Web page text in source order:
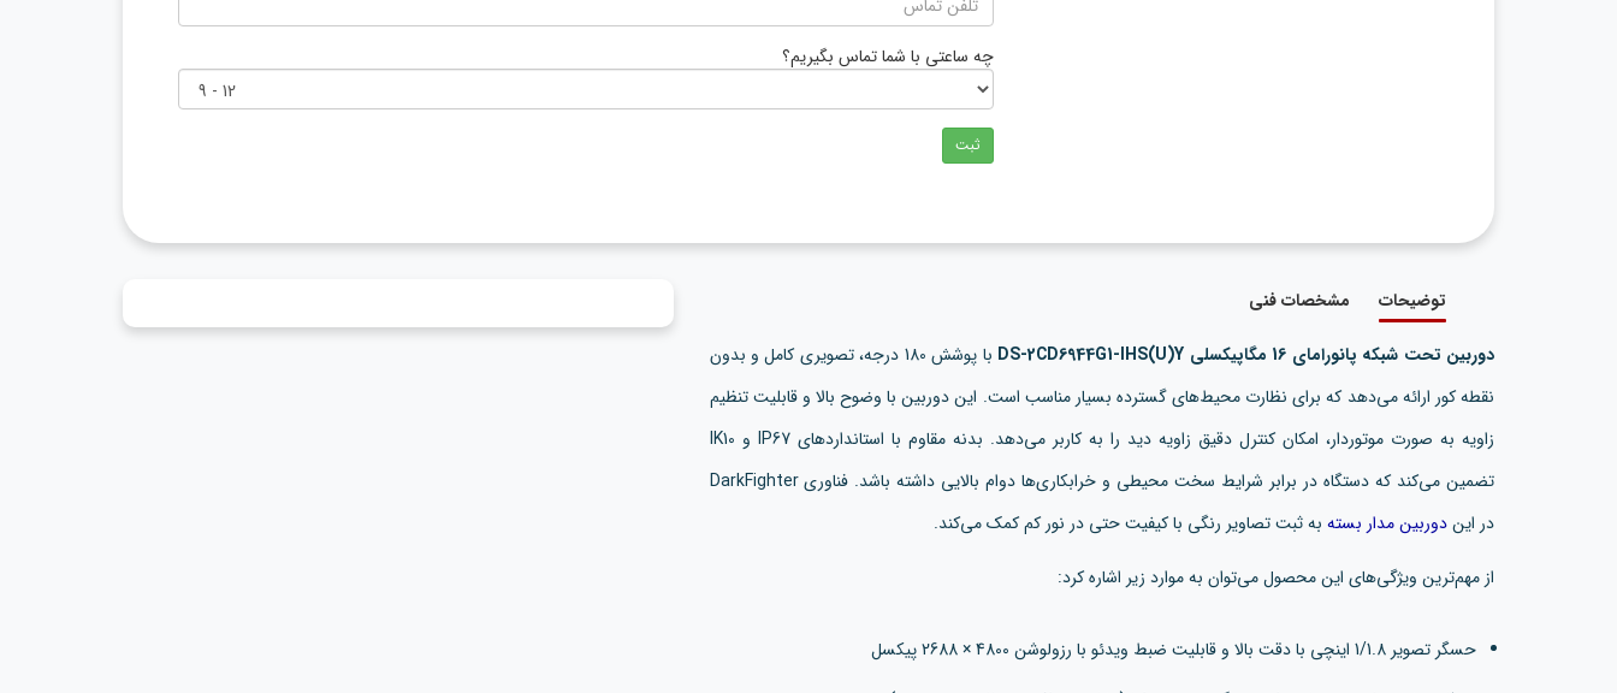
چه ساعتی با شما تماس بگیریم؟
ثبت
توضیحات مشخصات فنی
دوربین تحت شبکه پانورامای 16 مگاپیکسلی DS-2CD6944G1-IHS(U)Y
با پوشش 180 درجه، تصویری کامل و بدون
نقطه کور ارائه می‌دهد که برای نظارت محیط‌های گسترده بسیار مناسب است. این دوربین با وضوح بالا و قابلیت تنظیم
زاویه به صورت موتوردار، امکان کنترل دقیق زاویه دید را به کاربر می‌دهد. بدنه مقاوم با استانداردهای IP67 و IK10
تضمین می‌کند که دستگاه در برابر شرایط سخت محیطی و خرابکاری‌ها دوام بالایی داشته باشد. فناوری DarkFighter
در ایندوربین مدار بسته به ثبت تصاویر رنگی با کیفیت حتی در نور کم کمک می‌کند.
از مهم‌ترین ویژگی‌های این محصول می‌توان به موارد زیر اشاره کرد:
حسگر تصویر 1/1.8 اینچی با دقت بالا و قابلیت ضبط ویدئو با رزولوشن 4800 × 2688 پیکسل